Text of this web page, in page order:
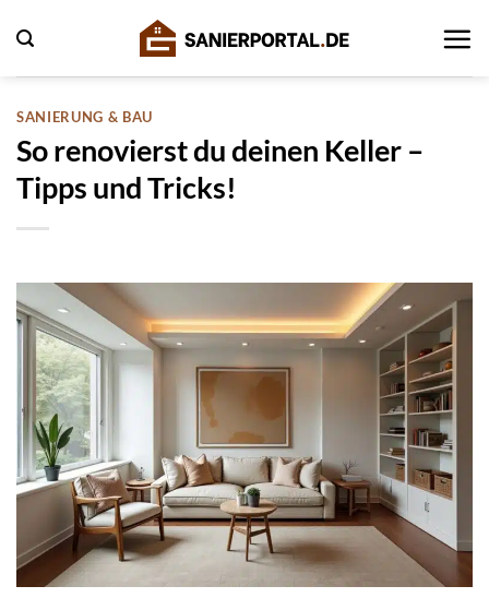
Inhalt
springen
SANIERUNG & BAU
So renovierst du deinen Keller –
Tipps und Tricks!